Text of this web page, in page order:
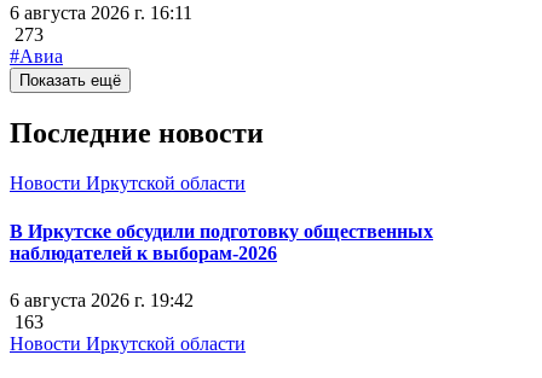
6 августа 2026 г. 16:11
273
#Авиа
Показать ещё
Последние новости
Новости Иркутской области
В Иркутске обсудили подготовку общественных
наблюдателей к выборам-2026
6 августа 2026 г. 19:42
163
Новости Иркутской области